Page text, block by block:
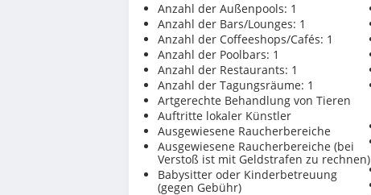
Anzahl der Außenpools: 1
Anzahl der Bars/Lounges: 1
Anzahl der Coffeeshops/Cafés: 1
Anzahl der Poolbars: 1
Anzahl der Restaurants: 1
Anzahl der Tagungsräume: 1
Artgerechte Behandlung von Tieren
Auftritte lokaler Künstler
Ausgewiesene Raucherbereiche
Ausgewiesene Raucherbereiche (bei
Verstoß ist mit Geldstrafen zu rechnen)
Babysitter oder Kinderbetreuung
(gegen Gebühr)